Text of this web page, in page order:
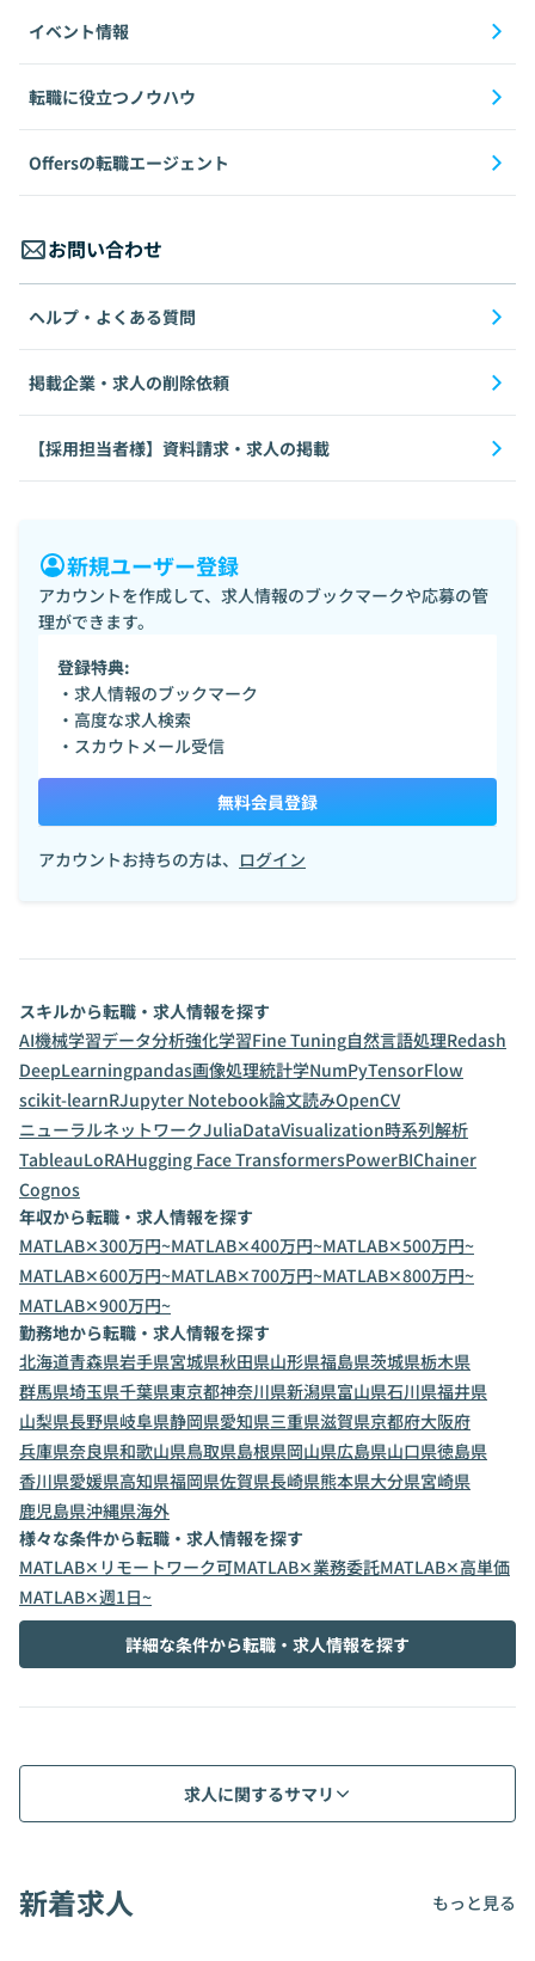
イベント情報
転職に役立つノウハウ
Offersの転職エージェント
お問い合わせ
ヘルプ・よくある質問
掲載企業・求人の削除依頼
【採用担当者様】資料請求・求人の掲載
新規ユーザー登録
アカウントを作成して、求人情報のブックマークや応募の管
理ができます。
登録特典:
・求人情報のブックマーク
・高度な求人検索
・スカウトメール受信
無料会員登録
アカウントお持ちの方は、 ログイン
スキルから転職・求人情報を探す
AI機械学習データ分析強化学習Fine Tuning自然言語処理Redash
DeepLearningpandas画像処理統計学NumPyTensorFlow
scikit-learnRJupyter Notebook論文読みOpenCV
ニューラルネットワークJuliaDataVisualization時系列解析
TableauLoRAHugging Face TransformersPowerBIChainer
Cognos
年収から転職・求人情報を探す
MATLAB✕300万円~MATLAB✕400万円~MATLAB✕500万円~
MATLAB✕600万円~MATLAB✕700万円~MATLAB✕800万円~
MATLAB✕900万円~
勤務地から転職・求人情報を探す
北海道青森県岩手県宮城県秋田県山形県福島県茨城県栃木県
群馬県埼玉県千葉県東京都神奈川県新潟県富山県石川県福井県
山梨県長野県岐阜県静岡県愛知県三重県滋賀県京都府大阪府
兵庫県奈良県和歌山県鳥取県島根県岡山県広島県山口県徳島県
香川県愛媛県高知県福岡県佐賀県長崎県熊本県大分県宮崎県
鹿児島県沖縄県海外
様々な条件から転職・求人情報を探す
MATLAB✕リモートワーク可MATLAB✕業務委託MATLAB✕高単価
MATLAB✕週1日~
詳細な条件から転職・求人情報を探す
求人に関するサマリ
新着求人 もっと見る